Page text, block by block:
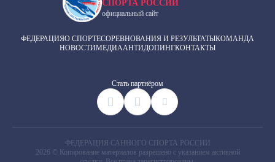
СПОРТА РОССИИ
официальный сайт
ФЕДЕРАЦИЯО СПОРТЕСОРЕВНОВАНИЯ И РЕЗУЛЬТАТЫКОМАНДА
НОВОСТИМЕДИААНТИДОПИНГКОНТАКТЫ
Cтать партнёром
ФЕДЕРАЦИЯ САННОГО СПОРТА РОССИИ
2026 © Копирование материалов разрешено с указанием активной